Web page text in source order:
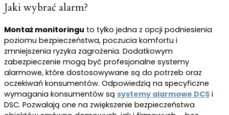
Jaki wybrać alarm?
Montaż monitoringu to tylko jedna z opcji podniesienia
poziomu bezpieczeństwa, poczucia komfortu i
zmniejszenia ryzyka zagrożenia. Dodatkowym
zabezpieczenie mogą być profesjonalne systemy
alarmowe, które dostosowywane są do potrzeb oraz
oczekiwań konsumentów. Odpowiedzią na specyficzne
wymagania konsumentów są systemy alarmowe DCS i
DSC. Pozwalają one na zwiększenie bezpieczeństwa